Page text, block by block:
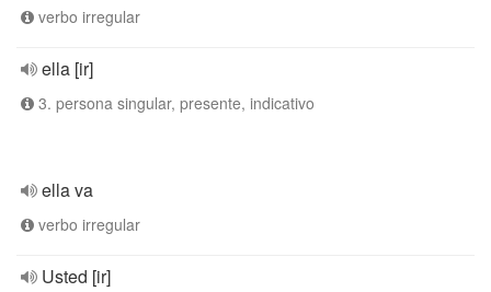
verbo irregular
ella [ir]
3. persona singular, presente, indicativo
ella va
verbo irregular
Usted [ir]